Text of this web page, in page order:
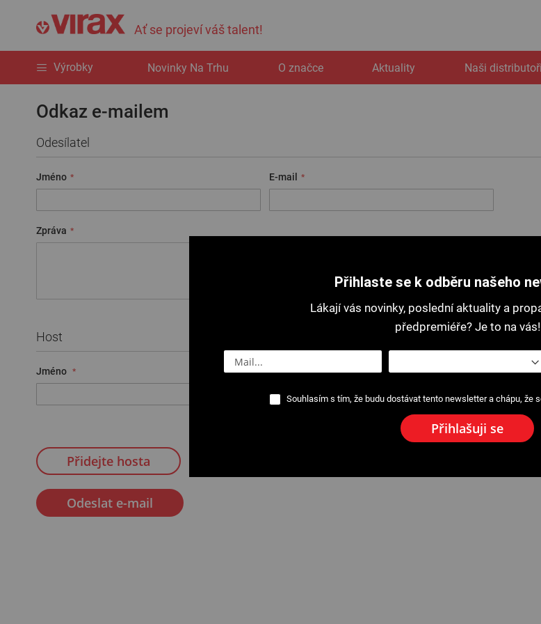
Ať se projeví váš talent!
Výrobky Novinky Na Trhu O značce Aktuality Naši distributoři
Odkaz e-mailem
Odesílatel
Jméno E-mail
Zpráva
Host
Jméno E-mail
Přidejte hosta
Odeslat e-mail
Přihlaste se k odběru našeho
Lákají vás novinky, poslední aktuality a
předpremiéře? Je to na vás!
Souhlasím s tím, že budu dostávat tento newsletter a chápu, že
Přihlašuji se